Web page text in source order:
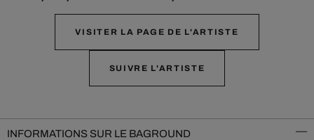
VISITER LA PAGE DE L'ARTISTE
SUIVRE L'ARTISTE
INFORMATIONS SUR LE BAGROUND